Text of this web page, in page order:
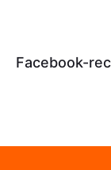
Facebook-